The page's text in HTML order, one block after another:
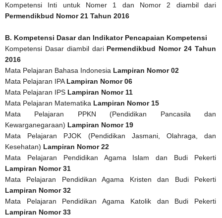
Kompetensi Inti untuk Nomer 1 dan Nomor 2 diambil dari
Permendikbud Nomor 21 Tahun 2016
B. Kompetensi Dasar dan Indikator Pencapaian Kompetensi
Kompetensi Dasar diambil dari Permendikbud Nomor 24 Tahun
2016
Mata Pelajaran Bahasa Indonesia Lampiran Nomor 02
Mata Pelajaran IPA Lampiran Nomor 06
Mata Pelajaran IPS Lampiran Nomor 11
Mata Pelajaran Matematika Lampiran Nomor 15
Mata Pelajaran PPKN (Pendidikan Pancasila dan
Kewarganegaraan) Lampiran Nomor 19
Mata Pelajaran PJOK (Pendidikan Jasmani, Olahraga, dan
Kesehatan) Lampiran Nomor 22
Mata Pelajaran Pendidikan Agama Islam dan Budi Pekerti
Lampiran Nomor 31
Mata Pelajaran Pendidikan Agama Kristen dan Budi Pekerti
Lampiran Nomor 32
Mata Pelajaran Pendidikan Agama Katolik dan Budi Pekerti
Lampiran Nomor 33